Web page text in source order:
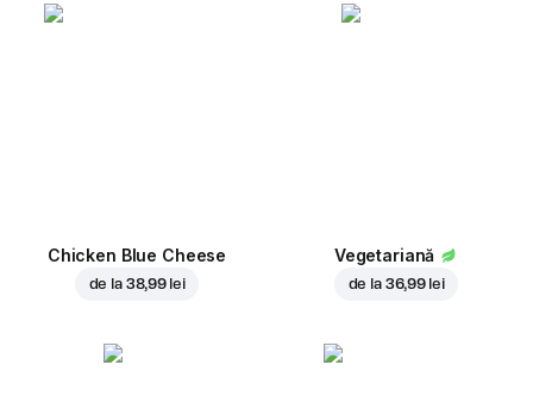
Chicken Blue Cheese
de la 38,99 lei
Vegetariană
de la 36,99 lei